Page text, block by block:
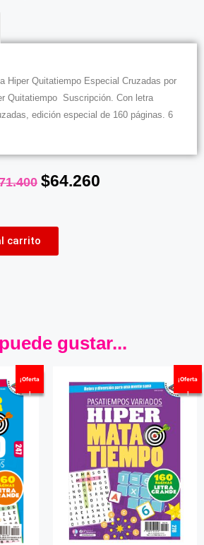
Hiper Quitatiempo Especial Cruzadas por
Quitatiempo Suscripción. Con letra
edición especial de 160 páginas. 6
$64.260
carrito
gustar...
¡Oferta
!
¡Oferta
!